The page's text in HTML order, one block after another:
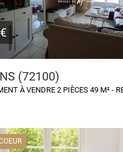
(72100)
À VENDRE 2 PIÈCES 49 M² -